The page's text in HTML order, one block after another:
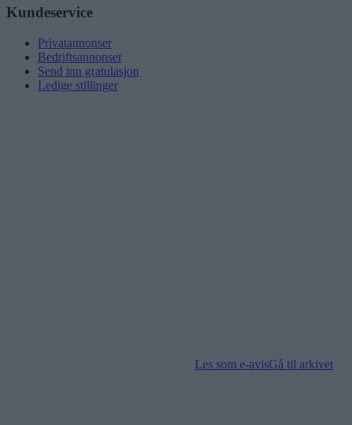
Kundeservice
Privatannonser
Bedriftsannonser
Send inn gratulasjon
Ledige stillinger
Les som e-avisGå til arkivet